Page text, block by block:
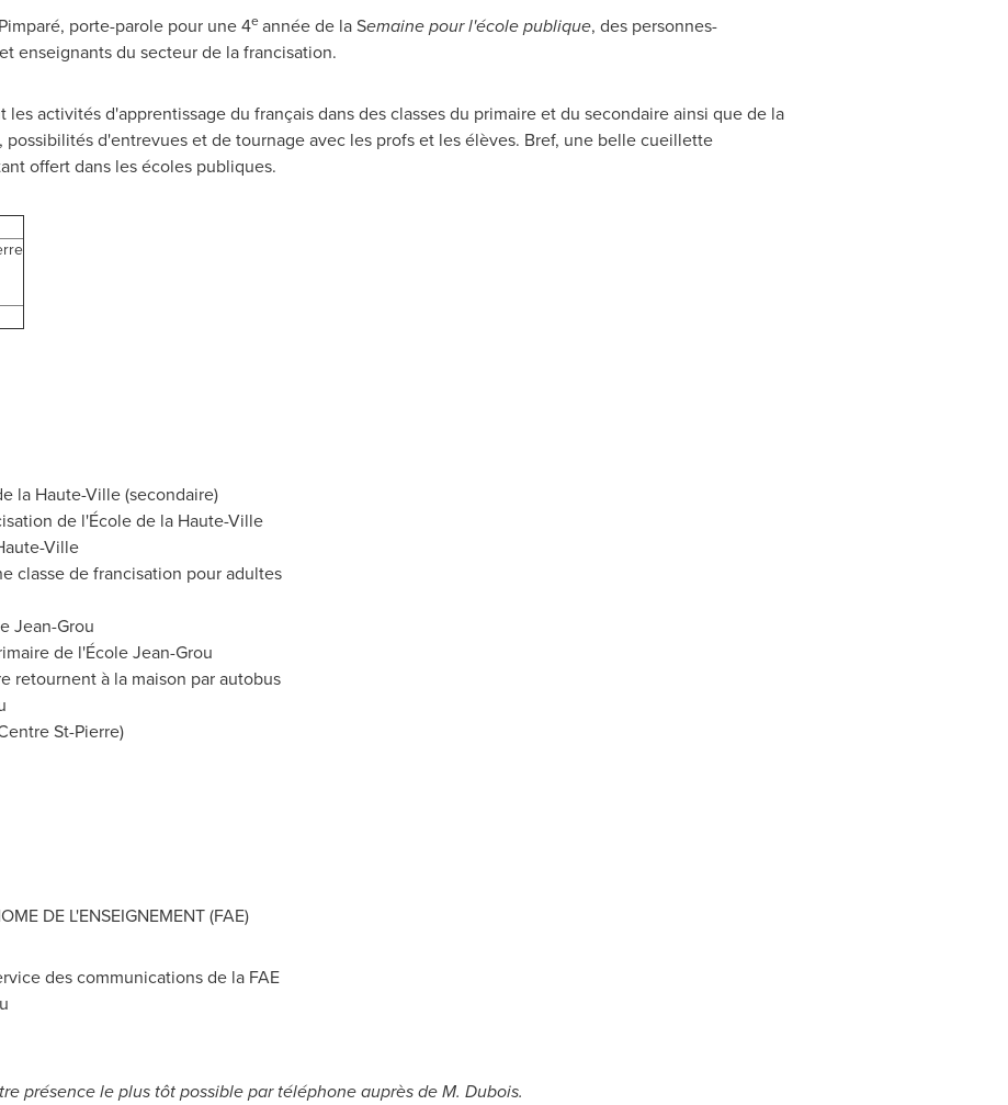
porte-parole pour une 4eannée de la Semaine pour l'école publique, des personnes-
enseignants du secteur de la francisation.
activités d'apprentissage du français dans des classes du primaire et du secondaire ainsi que de la
possibilités d'entrevues et de tournage avec les profs et les élèves. Bref, une belle cueillette
offert dans les écoles publiques.
la Haute-Ville (secondaire)
de l'École de la Haute-Ville
Ville
classe de francisation pour adultes
Jean-Grou
de l'École Jean-Grou
retournent à la maison par autobus
St-Pierre)
DE L'ENSEIGNEMENT (FAE)
des communications de la FAE
présence le plus tôt possible par téléphone auprès de M. Dubois.